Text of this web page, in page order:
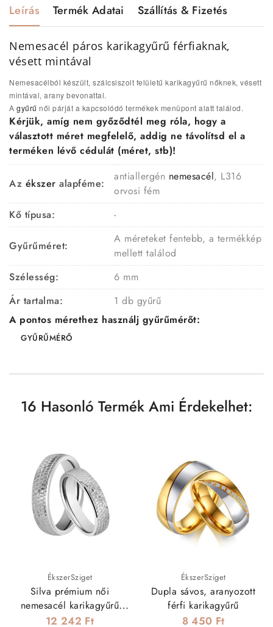
Leírás Termék Adatai Szállítás & Fizetés
Nemesacél páros karikagyűrű férfiaknak,
vésett mintával
Nemesacélból készült, szálcsiszolt felületű karikagyűrű nőknek, vésett
mintával, arany bevonattal.
A gyűrű női párját a kapcsolódó termékek menüpont alatt találod.
Kérjük, amíg nem győződtél meg róla, hogy a
választott méret megfelelő, addig ne távolítsd el a
terméken lévő cédulát (méret, stb)!
Az ékszer alapféme:
antiallergén nemesacél, L316
orvosi fém
Kő típusa:
-
Gyűrűméret:
A méreteket fentebb, a termékkép
mellett találod
Szélesség:
6 mm
Ár tartalma:
1 db gyűrű
A pontos mérethez használj gyűrűmérőt:
GYŰRŰMÉRŐ
16 Hasonló Termék Ami Érdekelhet:
ÉkszerSziget
Silva prémium női
nemesacél karikagyűrű
egyedi mintával, cirkónia
12 242 Ft
ÉkszerSziget
Dupla sávos, aranyozott
férfi karikagyűrű
8 450 Ft